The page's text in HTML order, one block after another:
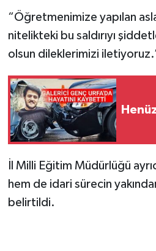
“Öğretmenimize yapılan
nitelikteki bu saldırıyı
olsun dileklerimizi
İl Milli Eğitim Müdürlüğü
hem de idari sürecin
belirtildi.